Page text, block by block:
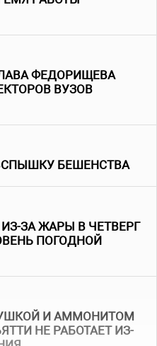
ФЕДОРИЩЕВА
ВУЗОВ
БЕШЕНСТВА
ЗА ЖАРЫ В ЧЕТВЕРГ
ПОГОДНОЙ
И АММОНИТОМ
НЕ РАБОТАЕТ ИЗ-